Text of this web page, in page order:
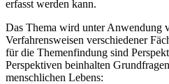
erfasst werden kann.
Das Thema wird unter Anwendung
Verfahrensweisen verschiedener
für die Themenfindung sind
Perspektiven beinhalten
menschlichen Lebens: